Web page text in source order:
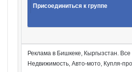
Присоединиться к группе
Реклама в Бишкеке, Кыргызстан.
Недвижимость, Авто-мото, Купля-